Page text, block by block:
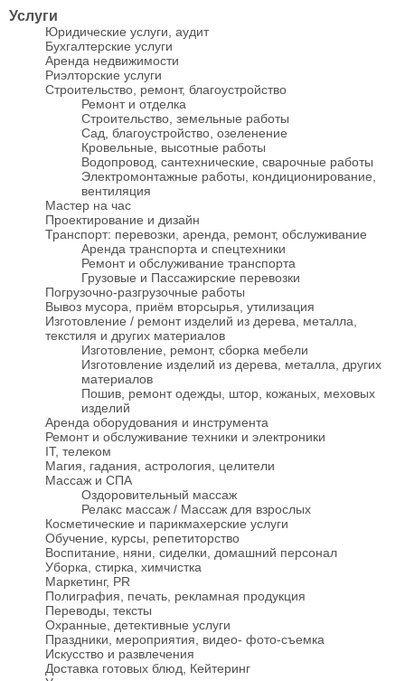
Услуги
Юридические услуги, аудит
Бухгалтерские услуги
Аренда недвижимости
Риэлторские услуги
Строительство, ремонт, благоустройство
Ремонт и отделка
Строительство, земельные работы
Сад, благоустройство, озеленение
Кровельные, высотные работы
Водопровод, сантехнические, сварочные работы
Электромонтажные работы, кондиционирование,
вентиляция
Мастер на час
Проектирование и дизайн
Транспорт: перевозки, аренда, ремонт, обслуживание
Аренда транспорта и спецтехники
Ремонт и обслуживание транспорта
Грузовые и Пассажирские перевозки
Погрузочно-разгрузочные работы
Вывоз мусора, приём вторсырья, утилизация
Изготовление / ремонт изделий из дерева, металла,
текстиля и других материалов
Изготовление, ремонт, сборка мебели
Изготовление изделий из дерева, металла, других
материалов
Пошив, ремонт одежды, штор, кожаных, меховых
изделий
Аренда оборудования и инструмента
Ремонт и обслуживание техники и электроники
IT, телеком
Магия, гадания, астрология, целители
Массаж и СПА
Оздоровительный массаж
Релакс массаж / Массаж для взрослых
Косметические и парикмахерские услуги
Обучение, курсы, репетиторство
Воспитание, няни, сиделки, домашний персонал
Уборка, стирка, химчистка
Маркетинг, PR
Полиграфия, печать, рекламная продукция
Переводы, тексты
Охранные, детективные услуги
Праздники, мероприятия, видео- фото-съемка
Искусство и развлечения
Доставка готовых блюд, Кейтеринг